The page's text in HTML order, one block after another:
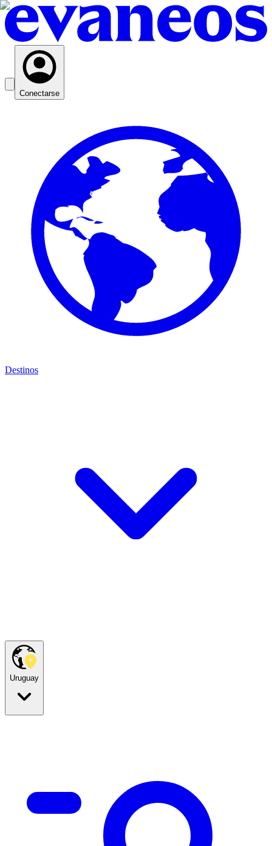
Conectarse
Destinos
Uruguay